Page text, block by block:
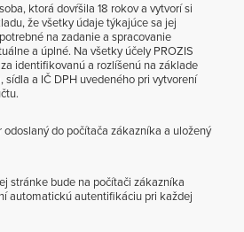
ktorá dovŕšila 18 rokov a vytvorí si
že všetky údaje týkajúce sa jej
na zadanie a spracovanie
a úplné. Na všetky účely PROZIS
za identifikovanú a rozlíšenú na základe
a IČ DPH uvedeného pri vytvorení
do počítača zákazníka a uložený
stránke bude na počítači zákazníka
automatickú autentifikáciu pri každej